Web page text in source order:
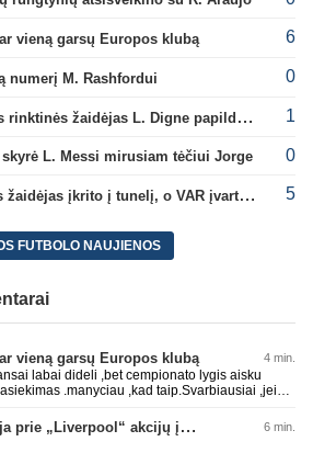
vieną garsų Europos klubą 6
numerį M. Rashfordui 0
Pagrindinis Prancūzijos rinktinės žaidėjas L. Digne papildė PSG gretas 1
L. Messi mirusiam tėčiui Jorge 0
Brazilijoje įvartį šventęs žaidėjas įkrito į tunelį, o VAR įvartį atšaukė 5
FUTBOLO NAUJIENOS
vieną garsų Europos klubą 4 min.
labai dideli ,bet cempionato lygis aisku
.manyciau ,kad taip.Svarbiausiai ,jei
„Amazon“ įkūrėjas artėja prie „Liverpool“ akcijų įsigijimo 6 min.